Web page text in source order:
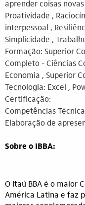
aprender coisas
Proatividade ,
interpessoal ,
Simplicidade ,
Formação: Superior
Completo - Ciências
Economia , Superior
Tecnologia: Excel ,
Certificação:
Competências
Elaboração de
Sobre o IBBA:
O Itaú BBA é o maior
América Latina e faz